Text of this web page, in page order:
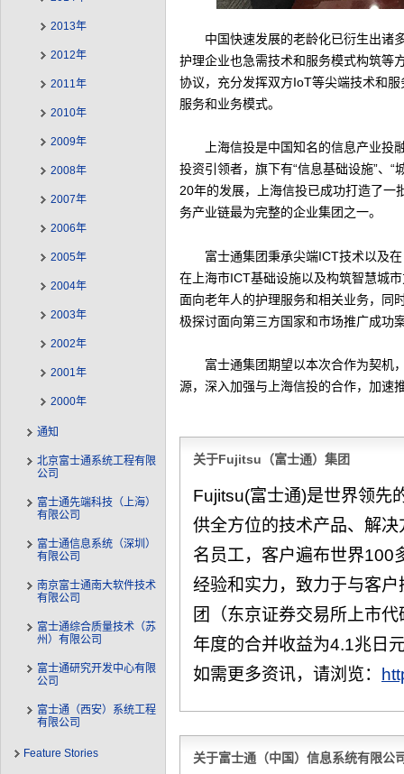
2013年
2012年
2011年
2010年
2009年
2008年
2007年
2006年
2005年
2004年
2003年
2002年
2001年
2000年
通知
北京富士通系统工程有限
公司
富士通先端科技（上海）
有限公司
富士通信息系统（深圳）
有限公司
南京富士通南大软件技术
有限公司
富士通综合质量技术（苏
州）有限公司
富士通研究开发中心有限
公司
富士通（西安）系统工程
有限公司
Feature Stories
中国快速发展的老龄化已衍生出诸
护理企业也急需技术和服务模式构筑等
协议，充分发挥双方IoT等尖端技术和
服务和业务模式。
上海信投是中国知名的信息产业
投资引领者，旗下有“信息基础设施”、“
20年的发展，上海信投已成功打造了一
务产业链最为完整的企业集团之一。
富士通集团秉承尖端ICT技术以及
在上海市ICT基础设施以及构筑智慧城
面向老年人的护理服务和相关业务，同
极探讨面向第三方国家和市场推广成功
富士通集团期望以本次合作为契机
源，深入加强与上海信投的合作，加速
关于Fujitsu（富士通）集团
Fujitsu(富士通)是世界领先
供全方位的技术产品、解
名员工，客户遍布世界100
经验和实力，致力于与客
团（东京证券交易所上市
年度的合并收益为4.1兆日
如需更多资讯，请浏览：
关于富士通（中国）信息系统有限公